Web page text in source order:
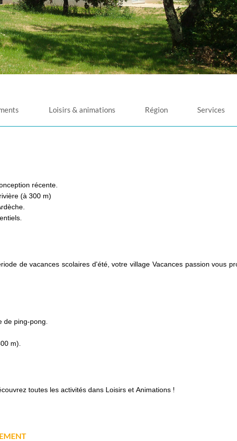
Loisirs & animations Région Services
récente.
(à 300 m)
de vacances scolaires d'été, votre village Vacances passion vous
de ping-pong.
m).
toutes les activités dans Loisirs et Animations !